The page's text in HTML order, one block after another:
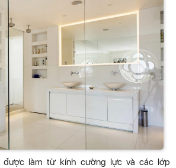
được làm từ kính cường lực và các lớp